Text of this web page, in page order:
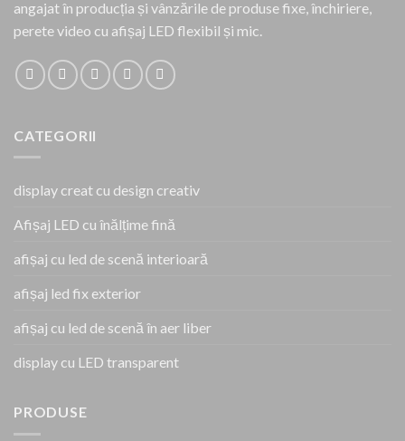
angajat în producția și vânzările de produse fixe, închiriere,
perete video cu afișaj LED flexibil și mic.
CATEGORII
display creat cu design creativ
Afișaj LED cu înălțime fină
afișaj cu led de scenă interioară
afișaj led fix exterior
afișaj cu led de scenă în aer liber
display cu LED transparent
PRODUSE